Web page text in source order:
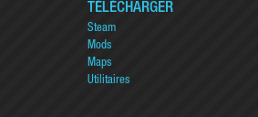
TÉLÉCHARGER
Steam
Mods
Maps
Utilitaires